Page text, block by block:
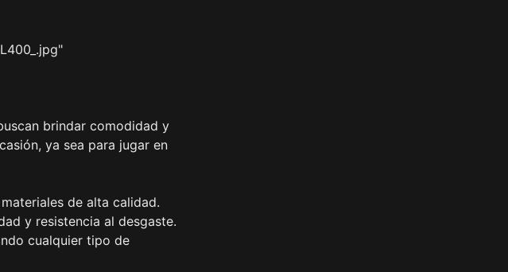
brindar comodidad y
ya sea para jugar en
de alta calidad.
y resistencia al desgaste.
cualquier tipo de